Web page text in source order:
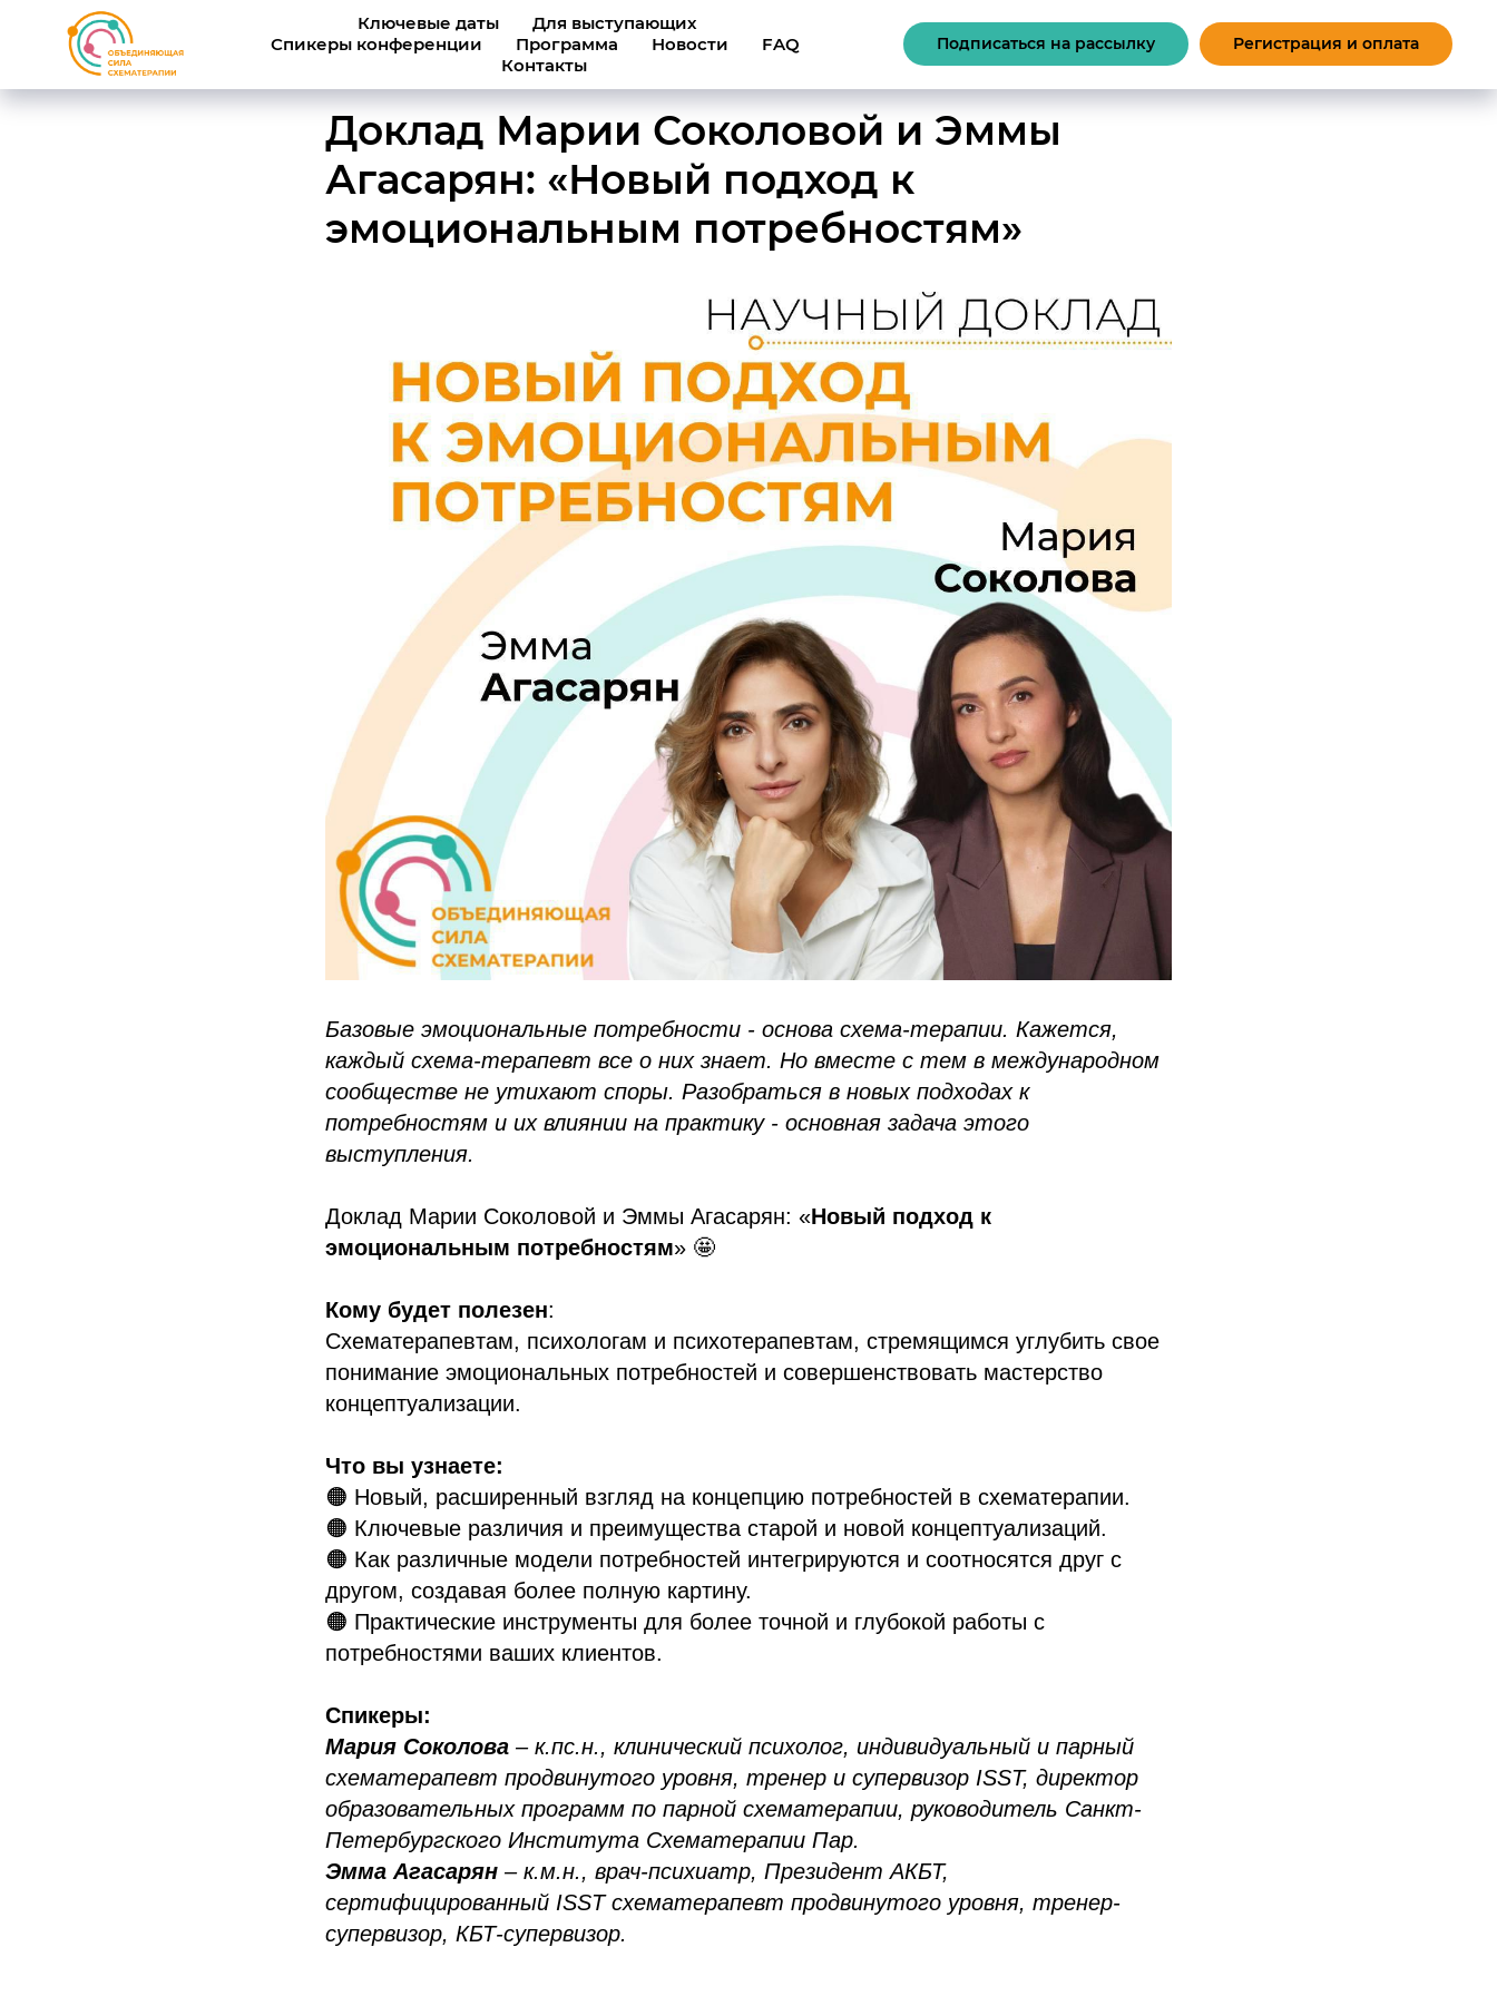
Ключевые даты
Для выступающих
Спикеры конференции
Программа Новости
FAQ
Контакты
Подписаться на рассылку Регистрация и оплата
Доклад Марии Соколовой и Эммы
Агасарян: «Новый подход к
эмоциональным потребностям»
Базовые эмоциональные потребности - основа схема-терапии. Кажется,
каждый схема-терапевт все о них знает. Но вместе с тем в международном
сообществе не утихают споры. Разобраться в новых подходах к
потребностям и их влиянии на практику - основная задача этого
выступления.
Доклад Марии Соколовой и Эммы Агасарян: «Новый подход к
эмоциональным потребностям» 🤩
Кому будет полезен:
Схематерапевтам, психологам и психотерапевтам, стремящимся углубить свое
понимание эмоциональных потребностей и совершенствовать мастерство
концептуализации.
Что вы узнаете:
🟠 Новый, расширенный взгляд на концепцию потребностей в схематерапии.
🟠 Ключевые различия и преимущества старой и новой концептуализаций.
🟠 Как различные модели потребностей интегрируются и соотносятся друг с
другом, создавая более полную картину.
🟠 Практические инструменты для более точной и глубокой работы с
потребностями ваших клиентов.
Спикеры:
Мария Соколова – к.пс.н., клинический психолог, индивидуальный и парный
схематерапевт продвинутого уровня, тренер и супервизор ISST, директор
образовательных программ по парной схематерапии, руководитель Санкт-
Петербургского Института Схематерапии Пар.
Эмма Агасарян – к.м.н., врач-психиатр, Президент АКБТ,
сертифицированный ISST схематерапевт продвинутого уровня, тренер-
супервизор, КБТ-супервизор.